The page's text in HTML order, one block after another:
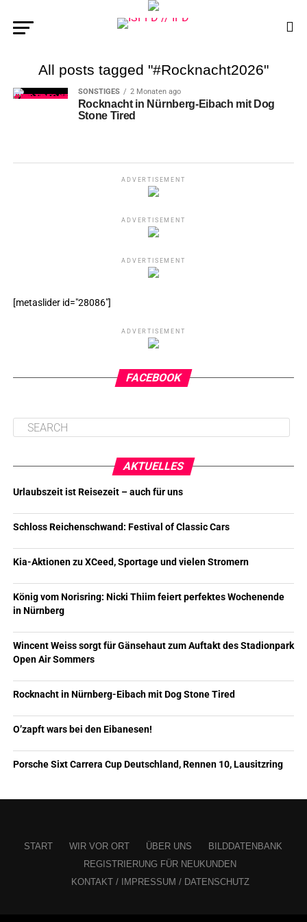
All posts tagged "#Rocknacht2026"
SONSTIGES 2 Monaten ago
Rocknacht in Nürnberg-Eibach mit Dog
Stone Tired
ADVERTISEMENT
ADVERTISEMENT
ADVERTISEMENT
[metaslider id="28086"]
ADVERTISEMENT
FACEBOOK
AKTUELLES
Urlaubszeit ist Reisezeit – auch für uns
Schloss Reichenschwand: Festival of Classic Cars
Kia-Aktionen zu XCeed, Sportage und vielen Stromern
König vom Norisring: Nicki Thiim feiert perfektes Wochenende
in Nürnberg
Wincent Weiss sorgt für Gänsehaut zum Auftakt des Stadionpark
Open Air Sommers
Rocknacht in Nürnberg-Eibach mit Dog Stone Tired
O’zapft wars bei den Eibanesen!
Porsche Sixt Carrera Cup Deutschland, Rennen 10, Lausitzring
START WIR VOR ORT ÜBER UNS
BILDDATENBANK
REGISTRIERUNG FÜR NEUKUNDEN
KONTAKT / IMPRESSUM / DATENSCHUTZ